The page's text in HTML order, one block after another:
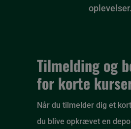
oplevelser.
Tilmelding og
for korte
Når du tilmelder dig et
du blive opkrævet en